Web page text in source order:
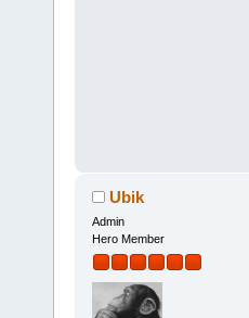
Ubik
Admin
Hero Member